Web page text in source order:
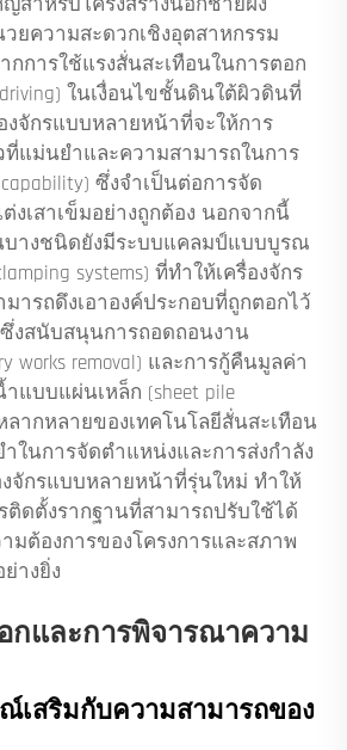
ยความสะดวกเชิงอุตสาหกรรม
กการใช้แรงสั่นสะเทือนในการตอก
driving) ในเงื่อนไขชั้นดินใต้ผิวดินที่
งจักรแบบหลายหน้าที่จะให้การ
แม่นยำและความสามารถในการ
ซึ่งจำเป็นต่อการจัด
งเสาเข็มอย่างถูกต้อง นอกจากนี้
างชนิดยังมีระบบแคลมป์แบบบูรณ
systems) ที่ทำให้เครื่องจักร
ารถดึงเอาองค์ประกอบที่ถูกตอกไว้
งสนับสนุนการถอดถอนงาน
works removal) และการกู้คืนมูลค่า
แบบแผ่นเหล็ก (sheet pile
ลากหลายของเทคโนโลยีสั่นสะเทือน
ในการจัดตำแหน่งและการส่งกำลัง
งจักรแบบหลายหน้าที่รุ่นใหม่ ทำให้
ติดตั้งรากฐานที่สามารถปรับใช้ได้
มต้องการของโครงการและสภาพ
างยิ่ง
กและการพิจารณาความ
เสริมกับความสามารถของ